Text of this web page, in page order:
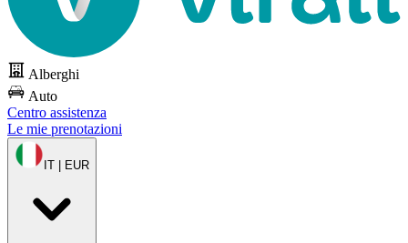
Alberghi
Auto
Centro assistenza
Le mie prenotazioni
IT | EUR